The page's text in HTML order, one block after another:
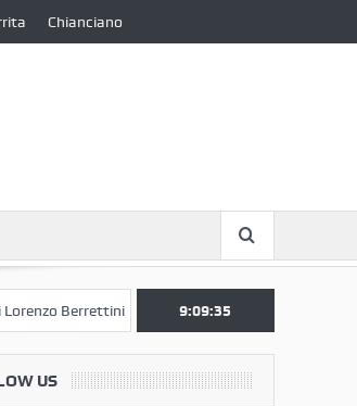
Chianciano
lascia il Convento di S. Chiara per il Museo
9:09:36
US